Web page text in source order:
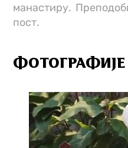
манастиру.
пост.
ФОТОГРАФИЈЕ